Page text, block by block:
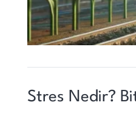
Stres Nedir?